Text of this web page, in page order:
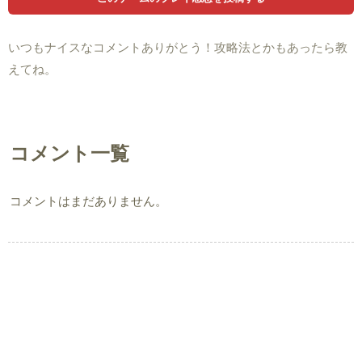
いつもナイスなコメントありがとう！攻略法とかもあったら教
えてね。
コメント一覧
コメントはまだありません。